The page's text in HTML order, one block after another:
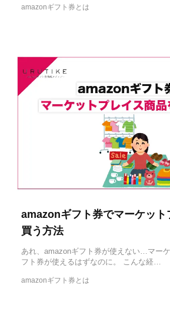
amazonギフト券とは
amazonギフト券でマーケット
買う方法
あれ、amazonギフト券が使えない…マー
フト券が使えるはずなのに。 こんな経…
amazonギフト券とは